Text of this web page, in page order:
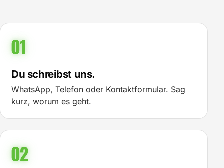
01
Du schreibst uns.
WhatsApp, Telefon oder Kontaktformular. Sag
kurz, worum es geht.
02